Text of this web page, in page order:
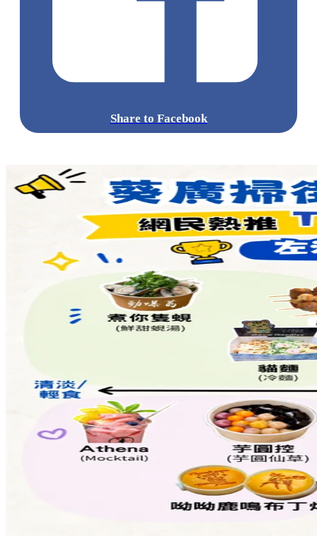
Share to Facebook